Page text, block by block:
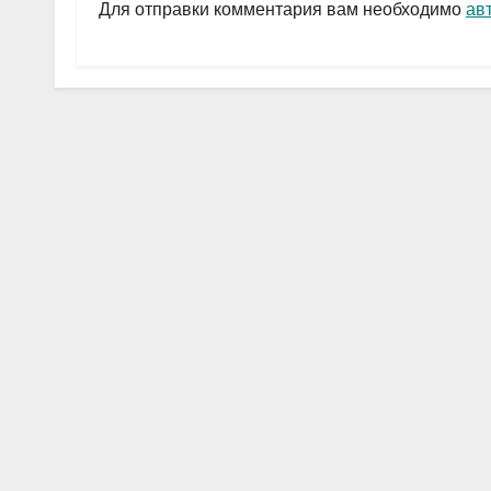
p
ть
Для отправки комментария вам необходимо